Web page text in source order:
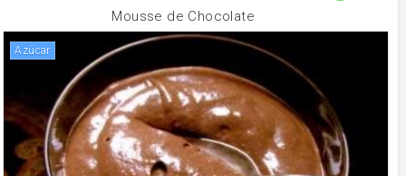
Mousse de Chocolate
Azúcar